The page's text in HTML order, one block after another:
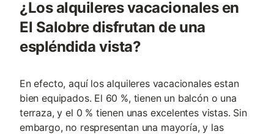
¿Los alquileres vacacionales en
El Salobre disfrutan de una
espléndida vista?
En efecto, aquí los alquileres vacacionales estan
bien equipados. El 60 %, tienen un balcón o una
terraza, y el 0 % tienen unas excelentes vistas. Sin
embargo, no respresentan una mayoría, y las